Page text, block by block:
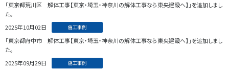
「東京都荒川区 解体工事【東京・埼玉・神奈川の解体工事なら東央建設へ】」を追加しまし
た。
2025年10月02日
施工事例
「東京都府中市 解体工事【東京・埼玉・神奈川の解体工事なら東央建設へ】」を追加しまし
た。
2025年09月29日
施工事例